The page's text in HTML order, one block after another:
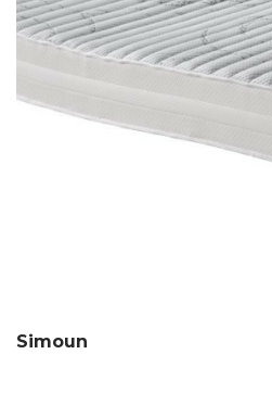
Simoun